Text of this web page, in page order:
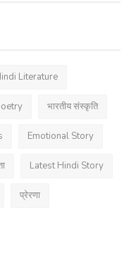
Literature
भारतीय संस्कृति
Emotional Story
Latest Hindi Story
प्रेरणा